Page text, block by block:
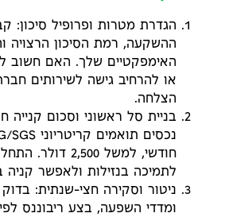
הגדרת מטרות ופרופיל סיכון:
ההשקעה, רמת הסיכון הרצויה
האימפקטיים שלך. האם חשוב
או להרחיב גישה לשירותים
הצלחה.
בניית סל ראשוני וסכום קנייה
לתמיכה בנזילות ולאפשר קניה
ניטור וסקירה חצי-שנתית: בדוק
ומדדי השפעה, בצע ריבוננס